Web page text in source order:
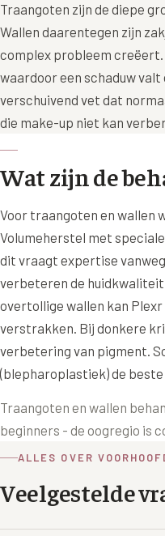
Traangoten zijn de diepe
Wallen daarentegen zijn
complex probleem creëert.
waardoor een schaduw
verschuivend vet dat
die make-up niet kan
Wat zijn de
Voor traangoten en wallen
Volumeherstel met
dit vraagt expertise
verbeteren de huidkwaliteit
overtollige wallen kan
verstrakken. Bij donkere
verbetering van pigment.
(blepharoplastiek) de
Traangoten en wallen
beginners - de oogregio is
ALLES OVER
Veelgestelde